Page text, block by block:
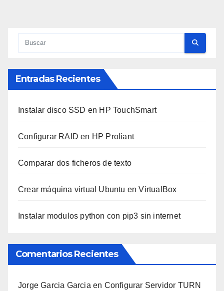
Entradas Recientes
Instalar disco SSD en HP TouchSmart
Configurar RAID en HP Proliant
Comparar dos ficheros de texto
Crear máquina virtual Ubuntu en VirtualBox
Instalar modulos python con pip3 sin internet
Comentarios Recientes
Jorge Garcia Garcia en Configurar Servidor TURN